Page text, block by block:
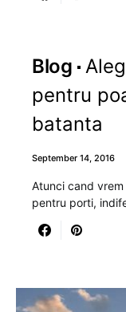
Blog
pentru
batanta
September 14, 2016
Atunci cand
pentru porti,